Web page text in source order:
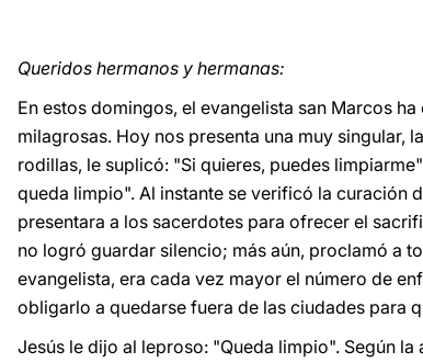
Queridos hermanos y hermanas:
En estos domingos, el evangelista san Marcos
milagrosas. Hoy nos presenta una muy singular,
rodillas, le suplicó: "Si quieres, puedes
queda limpio". Al instante se verificó la curación
presentara a los sacerdotes para ofrecer el
no logró guardar silencio; más aún, proclamó a
evangelista, era cada vez mayor el número de
obligarlo a quedarse fuera de las ciudades para
Jesús le dijo al leproso: "Queda limpio". Según la